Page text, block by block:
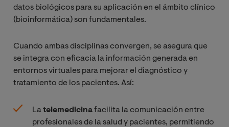
datos biológicos para su aplicación en el ámbito clínico
(bioinformática) son fundamentales.
Cuando ambas disciplinas convergen, se asegura que
se integra con eficacia la información generada en
entornos virtuales para mejorar el diagnóstico y
tratamiento de los pacientes. Así:
Latelemedicinafacilita la comunicación entre
profesionales de la salud y pacientes, permitiendo